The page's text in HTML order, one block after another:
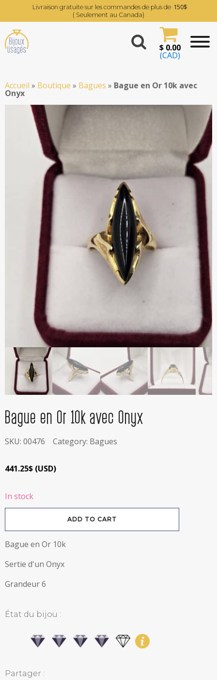
Livraison gratuite sur les commandes de plus de 150$
( Seulement au Canada)
$0.00
(CAD)
Accueil » Boutique » Bagues » Bague en Or 10k avec
Onyx
Bague en Or 10k avec Onyx
SKU: 00476 Category: Bagues
441.25$ (USD)
In stock
10k
Onyx
quantity
ADD TO CART
Bague en Or 10k
Sertie d'un Onyx
Grandeur 6
État du bijou :
Partager :